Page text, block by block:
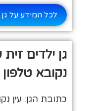
לכל המידע על גן
גן ילדים זית
נקובא טלפון
כתובת הגן: עין